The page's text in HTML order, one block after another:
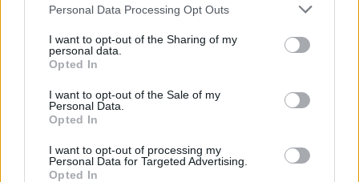
This information may also be disclosed by us to third parties
disclose it to other third parties.
Please note that this website/app uses one or more Google
services and may gather and store information including but
not limited to your visit or usage behaviour. You may click to
grant or deny consent to Google and its third-party tags to
consent section.
Personal Data Processing Opt Outs
I want to opt-out of the Sharing of my
personal data.
Opted In
I want to opt-out of the Sale of my
Personal Data.
Opted In
I want to opt-out of processing my
Personal Data for Targeted Advertising.
Opted In
Il centenario /A L'Aquila arriva la mostra "TITO, 100 anni
L'attesa /Un estate di calcio: tra Mondiali e Serie A